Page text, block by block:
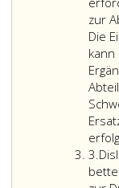
zur
Die
3.
3